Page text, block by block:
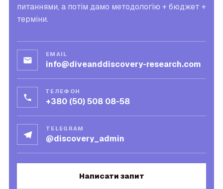
питаннями, а потім дамо методологію + бюджет +
терміни.
EMAIL
info@diveanddiscovery-research.com
ТЕЛЕФОН
+380 (50) 508 08-58
TELEGRAM
@discovery_admin
Написати запит